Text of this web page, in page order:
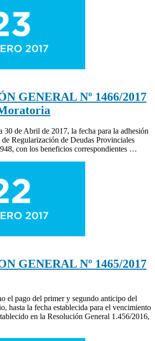
GENERAL Nº 1466/2017
30 de Abril de 2017, la fecha para la adhesión
Regularización de Deudas Provinciales
con los beneficios correspondientes …
GENERAL Nº 1465/2017
el pago del primer y segundo anticipo del
hasta la fecha establecida para el vencimiento
en la Resolución General 1.456/2016,